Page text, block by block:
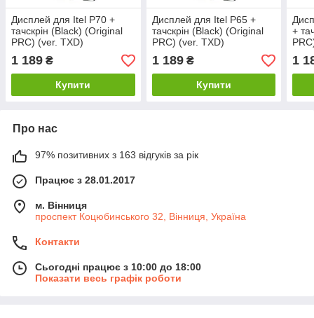
Дисплей для Itel P70 +
тачскрін (Black) (Original
PRC) (ver. TXD)
1 189 ₴
Купити
Дисплей для Itel P65 +
тачскрін (Black) (Original
PRC) (ver. TXD)
1 189₴
Купити
+
1
Про нас
97% позитивних з 163 відгуків за рік
Працює з 28.01.2017
м. Вінниця
проспект Коцюбинського 32, Вінниця, Україна
Контакти
Сьогодні працює з 10:00 до 18:00
Показати весь графік роботи